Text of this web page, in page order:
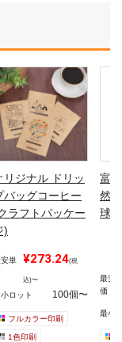
リジナル ドリッ
バッグコーヒー
ラフトパッケー
)
単
¥273.24(税
込)〜
ロット 100個〜
フルカラー印刷
1色印刷
富
然
球
最安
価
最小